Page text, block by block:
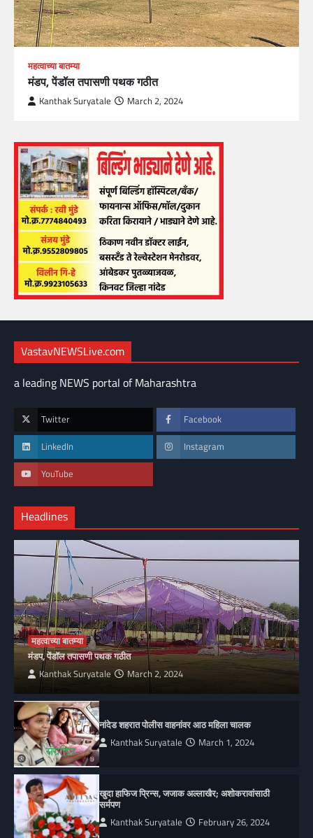
महत्वाच्या बातम्या
मंडप, पेंडॉल तपासणी पथक गठीत
Kanthak Suryatale March 2, 2024
VastavNEWSLive.com
a leading NEWS portal of Maharashtra
Twitter Facebook
LinkedIn Instagram
YouTube
Headlines
महत्वाच्या बातम्या
मंडप, पेंडॉल तपासणी पथक गठीत
Kanthak Suryatale March 2, 2024
नांदेड शहरात पोलीस वाहनांवर आठ महिला चालक
Kanthak Suryatale March 1, 2024
खुदा हाफिज प्रिन्स, जजाक अल्लाखैर; अशोकरावांसाठी
सर्मपण
Kanthak Suryatale February 26, 2024